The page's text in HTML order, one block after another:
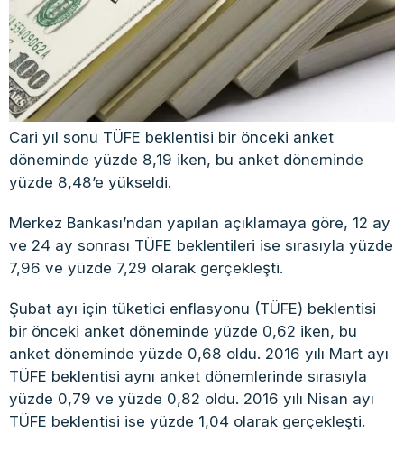
Cari yıl sonu TÜFE beklentisi bir önceki anket
döneminde yüzde 8,19 iken, bu anket döneminde
yüzde 8,48’e yükseldi.
Merkez Bankası’ndan yapılan açıklamaya göre, 12 ay
ve 24 ay sonrası TÜFE beklentileri ise sırasıyla yüzde
7,96 ve yüzde 7,29 olarak gerçekleşti.
Şubat ayı için tüketici enflasyonu (TÜFE) beklentisi
bir önceki anket döneminde yüzde 0,62 iken, bu
anket döneminde yüzde 0,68 oldu. 2016 yılı Mart ayı
TÜFE beklentisi aynı anket dönemlerinde sırasıyla
yüzde 0,79 ve yüzde 0,82 oldu. 2016 yılı Nisan ayı
TÜFE beklentisi ise yüzde 1,04 olarak gerçekleşti.